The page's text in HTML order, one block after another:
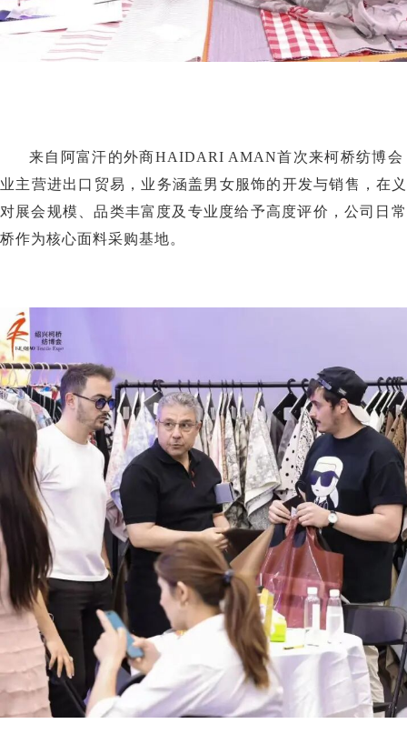
来自阿富汗的外商HAIDARI AMAN首次来柯桥纺博
业主营进出口贸易，业务涵盖男女服饰的开发与销售，
对展会规模、品类丰富度及专业度给予高度评价，公司日
桥作为核心面料采购基地。